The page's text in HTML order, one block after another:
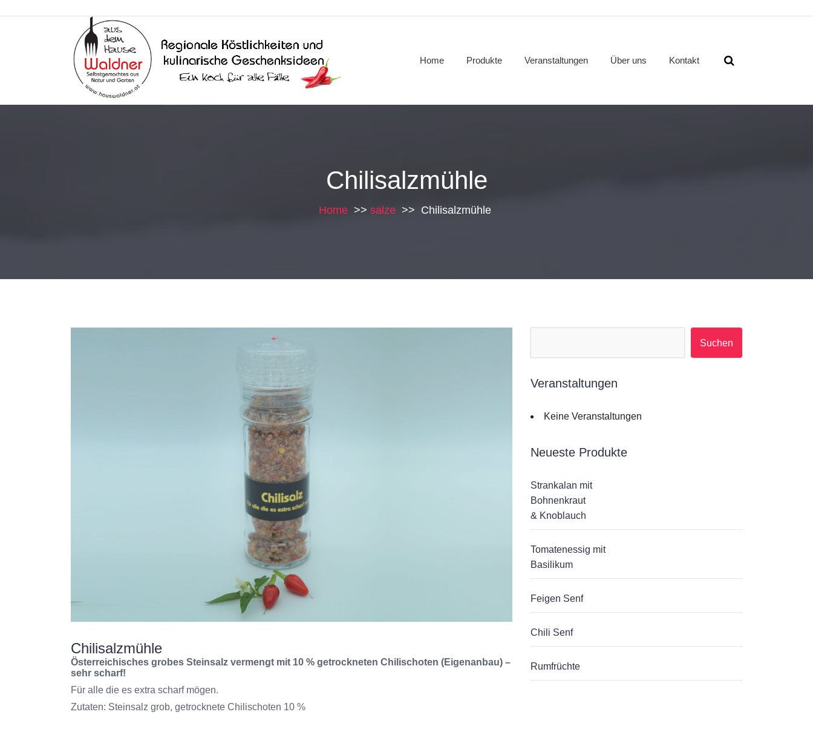
Home Produkte Veranstaltungen Über uns Kontakt
Chilisalzmühle
Home >> salze >> Chilisalzmühle
Chilisalzmühle
Österreichisches grobes Steinsalz vermengt mit 10 % getrockneten Chilischoten (Eigenanbau) –
sehr scharf!
Für alle die es extra scharf mögen.
Zutaten: Steinsalz grob, getrocknete Chilischoten 10 %
Veranstaltungen
Keine Veranstaltungen
Neueste Produkte
Strankalan mit
Bohnenkraut
& Knoblauch
Tomatenessig mit
Basilikum
Feigen Senf
Chili Senf
Rumfrüchte